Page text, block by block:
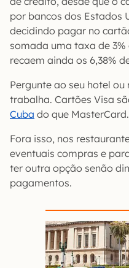
por bancos dos Estados
decidindo pagar no
somada uma taxa de
recaem ainda os 6,38%
Pergunte ao seu hotel
trabalha. Cartões Visa
Cuba do que MasterCard.
Fora isso, nos
eventuais compras e
ter outra opção senão
pagamentos.